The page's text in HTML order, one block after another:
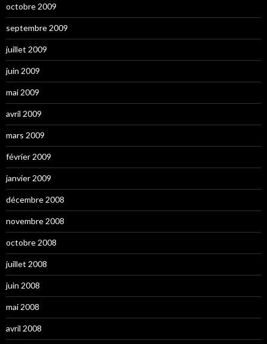
octobre 2009
septembre 2009
juillet 2009
juin 2009
mai 2009
avril 2009
mars 2009
février 2009
janvier 2009
décembre 2008
novembre 2008
octobre 2008
juillet 2008
juin 2008
mai 2008
avril 2008